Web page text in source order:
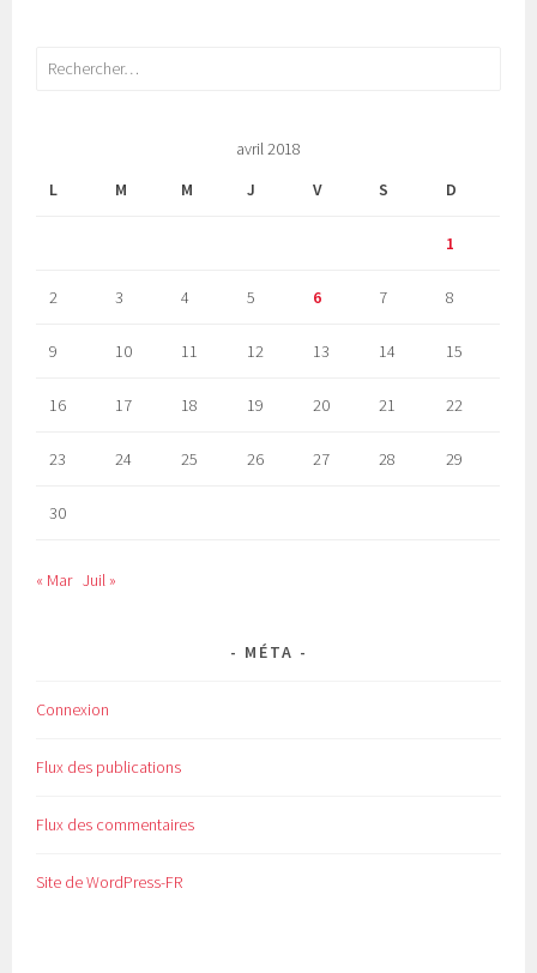
Rechercher :
avril 2018
L
M M J V S D
1
2 3 4 5 6 7 8
9 10 11 12 13 14 15
16 17 18 19 20 21 22
23 24 25 26 27 28 29
30
« Mar Juil »
MÉTA
Connexion
Flux des publications
Flux des commentaires
Site de WordPress-FR